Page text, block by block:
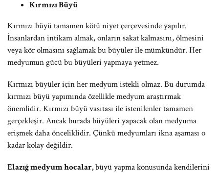
Kırmızı Büyü
Kırmızı büyü tamamen kötü niyet çerçevesinde yapılır.
İnsanlardan intikam almak, onların sakat kalmasını, ölmesini
veya kör olmasını sağlamak bu büyüler ile mümkündür. Her
medyumun gücü bu büyüleri yapmaya yetmez.
Kırmızı büyüler için her medyum istekli olmaz. Bu durumda
kırmızı büyü yapımında özellikle medyum araştırmak
önemlidir. Kırmızı büyü vasıtası ile istenilenler tamamen
gerçekleşir. Ancak burada büyüleri yapacak olan medyuma
erişmek daha önceliklidir. Çünkü medyumları ikna aşaması o
kadar kolay değildir.
Elazığ medyum hocalar,büyü yapma konusunda kendilerini